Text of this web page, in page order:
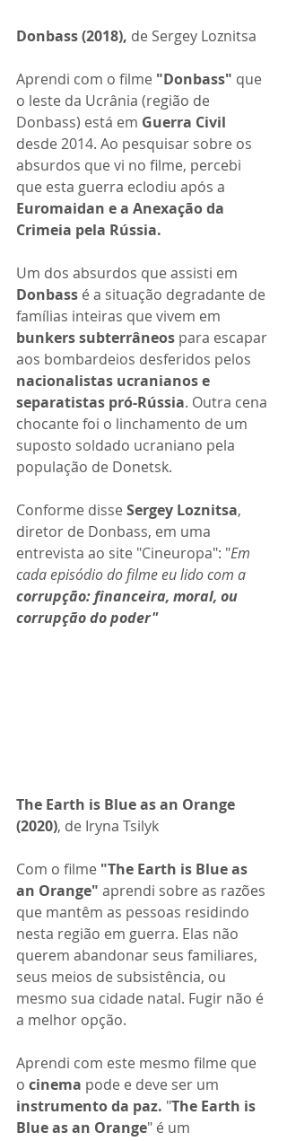
Donbass (2018), de Sergey Loznitsa
Aprendi com o filme "Donbass" que
o leste da Ucrânia (região de
Donbass) está em Guerra Civil
desde 2014. Ao pesquisar sobre os
absurdos que vi no filme, percebi
que esta guerra eclodiu após a
Euromaidan e a Anexação da
Crimeia pela Rússia.
Um dos absurdos que assisti em
Donbass é a situação degradante de
famílias inteiras que vivem em
bunkers subterrâneos para escapar
aos bombardeios desferidos pelos
nacionalistas ucranianos e
separatistas pró-Rússia. Outra cena
chocante foi o linchamento de um
suposto soldado ucraniano pela
população de Donetsk.
Conforme disse Sergey Loznitsa,
diretor de Donbass, em uma
entrevista ao site "Cineuropa": "Em
cada episódio do filme eu lido com a
corrupção: financeira, moral, ou
corrupção do poder"
The Earth is Blue as an Orange
(2020), de Iryna Tsilyk
Com o filme "The Earth is Blue as
an Orange" aprendi sobre as razões
que mantêm as pessoas residindo
nesta região em guerra. Elas não
querem abandonar seus familiares,
seus meios de subsistência, ou
mesmo sua cidade natal. Fugir não é
a melhor opção.
Aprendi com este mesmo filme que
o cinema pode e deve ser um
instrumento da paz. "The Earth is
Blue as an Orange" é um